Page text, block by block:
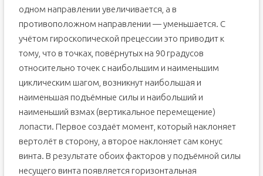
одном направлении увеличивается, а в
противоположном направлении — уменьшается. С
учётом гироскопической прецессии это приводит к
тому, что в точках, повёрнутых на 90 градусов
относительно точек с наибольшим и наименьшим
циклическим шагом, возникнут наибольшая и
наименьшая подъёмные силы и наибольший и
наименьший взмах (вертикальное перемещение)
лопасти. Первое создаёт момент, который наклоняет
вертолёт в сторону, а второе наклоняет сам конус
винта. В результате обоих факторов у подъёмной силы
несущего винта появляется горизонтальная